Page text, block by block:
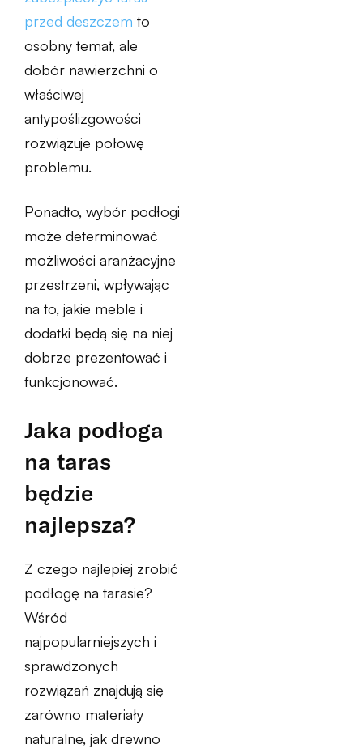
przed deszczem to
osobny temat, ale
dobór nawierzchni o
właściwej
antypoślizgowości
rozwiązuje połowę
problemu.
Ponadto, wybór podłogi
może determinować
możliwości aranżacyjne
przestrzeni, wpływając
na to, jakie meble i
dodatki będą się na niej
dobrze prezentować i
funkcjonować.
Jaka podłoga
na taras
będzie
najlepsza?
Z czego najlepiej zrobić
podłogę na tarasie?
Wśród
najpopularniejszych i
sprawdzonych
rozwiązań znajdują się
zarówno materiały
naturalne, jak drewno